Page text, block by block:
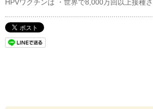
HPVワクチンは ・世界で8,000万回以上接種さ